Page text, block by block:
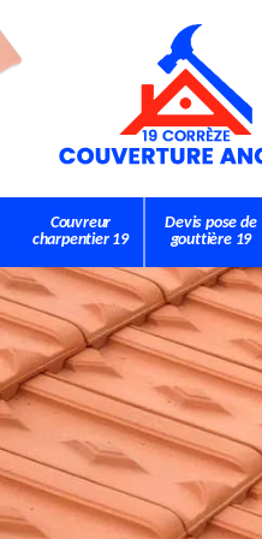
Couvreur
charpentier 19
Devis pose de
gouttière 19